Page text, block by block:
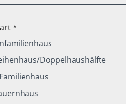
*
Doppelhaushälfte